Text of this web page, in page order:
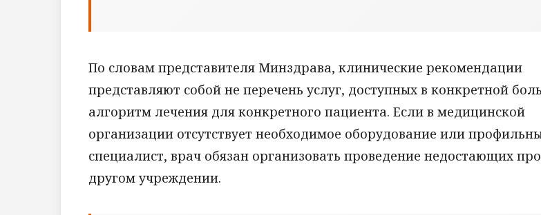
По словам представителя Минздрава, клинические рекомендации
представляют собой не перечень услуг, доступных в конкретной
алгоритм лечения для конкретного пациента. Если в медицинской
организации отсутствует необходимое оборудование или
специалист, врач обязан организовать проведение недостающих
другом учреждении.